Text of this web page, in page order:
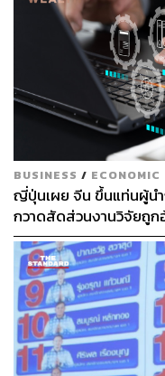
BUSINESS / ECONOMIC
ญี่ปุ่นเผย จีน ขึ้นแท่นผู้น
กวาดสัดส่วนงานวิจัยถู